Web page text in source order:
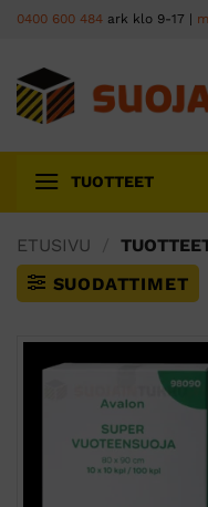
Skip
content
0400 600 484 ark klo 9-17 |
TUOTTEET
ETUSIVU
SUODATTIMET